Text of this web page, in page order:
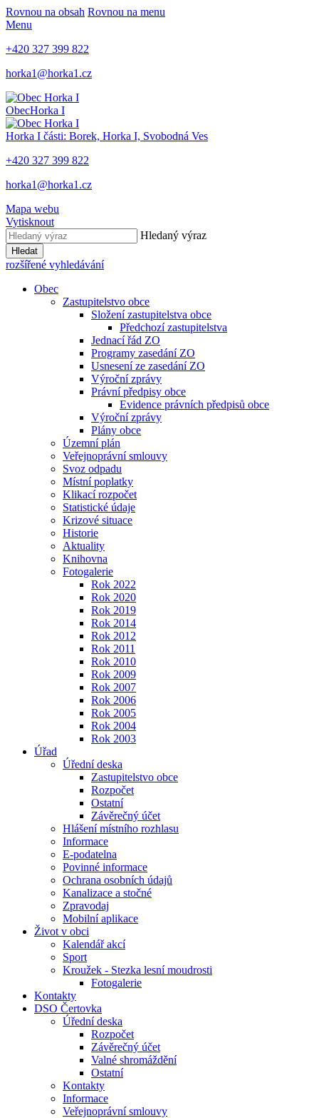
Rovnou na obsah Rovnou na menu
Menu
+420 327 399 822
horka1@horka1.cz
ObecHorka I
Horka I části: Borek, Horka I, Svobodná Ves
+420 327 399 822
horka1@horka1.cz
Mapa webu
Vytisknout
Hledaný výraz
Hledat
rozšířené vyhledávání
Obec
Zastupitelstvo obce
Složení zastupitelstva obce
Předchozí zastupitelstva
Jednací řád ZO
Programy zasedání ZO
Usnesení ze zasedání ZO
Výroční zprávy
Právní předpisy obce
Evidence právních předpisů obce
Výroční zprávy
Plány obce
Územní plán
Veřejnoprávní smlouvy
Svoz odpadu
Místní poplatky
Klikací rozpočet
Statistické údaje
Krizové situace
Historie
Aktuality
Knihovna
Fotogalerie
Rok 2022
Rok 2020
Rok 2019
Rok 2014
Rok 2012
Rok 2011
Rok 2010
Rok 2009
Rok 2007
Rok 2006
Rok 2005
Rok 2004
Rok 2003
Úřad
Úřední deska
Zastupitelstvo obce
Rozpočet
Ostatní
Závěrečný účet
Hlášení místního rozhlasu
Informace
E-podatelna
Povinné informace
Ochrana osobních údajů
Kanalizace a stočné
Zpravodaj
Mobilní aplikace
Život v obci
Kalendář akcí
Sport
Kroužek - Stezka lesní moudrosti
Fotogalerie
Kontakty
DSO Čertovka
Úřední deska
Rozpočet
Závěrečný účet
Valné shromáždění
Ostatní
Kontakty
Informace
Veřejnoprávní smlouvy